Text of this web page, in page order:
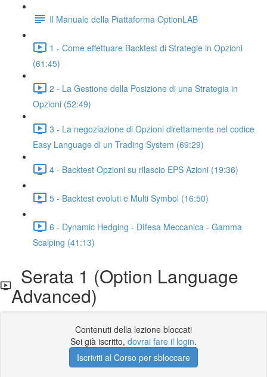
Il Manuale della Piattaforma OptionLAB
1 - Come effettuare Backtest di Strategie in Opzioni
(61:45)
2 - La Gestione della Posizione di una Strategia in
Opzioni (52:49)
3 - La negoziazione di Opzioni direttamente nel codice
Easy Language di un Trading System (69:29)
4 - Backtest Opzioni su rilascio EPS Azioni (19:36)
5 - Backtest evoluti e Multi Symbol (16:50)
6 - Dynamic Hedging - DIfesa Meccanica - Gamma
Scalping (41:13)
Serata 1 (Option Language
Advanced)
Contenuti della lezione bloccati
Sei già iscritto, dovrai fare il login.
Iscriviti al Corso per sbloccare